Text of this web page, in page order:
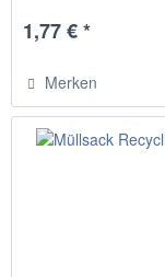
1,77 € *
Merken